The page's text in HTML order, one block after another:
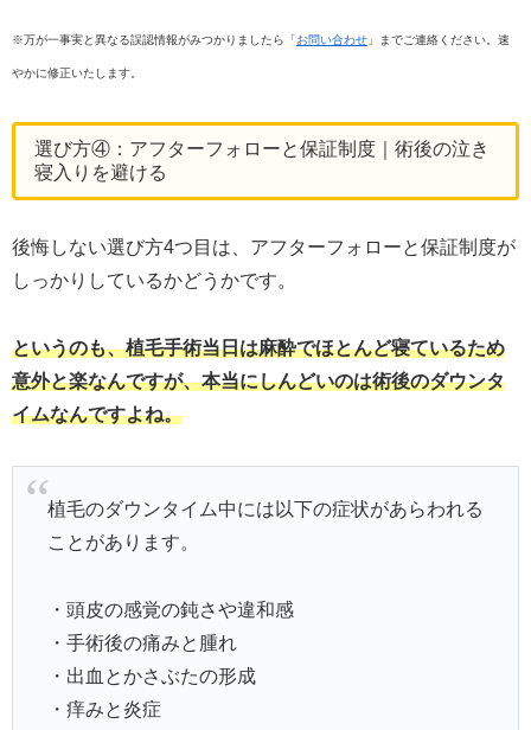
※万が一事実と異なる誤認情報がみつかりましたら「 お問い合わせ 」までご連絡ください。速
やかに修正いたします。
選び方④：アフターフォローと保証制度｜術後の泣き
寝入りを避ける
後悔しない選び方4つ目は、アフターフォローと保証制度が
しっかりしているかどうかです。
というのも、植毛手術当日は麻酔でほとんど寝ているため
意外と楽なんですが、本当にしんどいのは術後のダウンタ
イムなんですよね。
植毛のダウンタイム中には以下の症状があらわれる
ことがあります。
・頭皮の感覚の鈍さや違和感
・手術後の痛みと腫れ
・出血とかさぶたの形成
・痒みと炎症